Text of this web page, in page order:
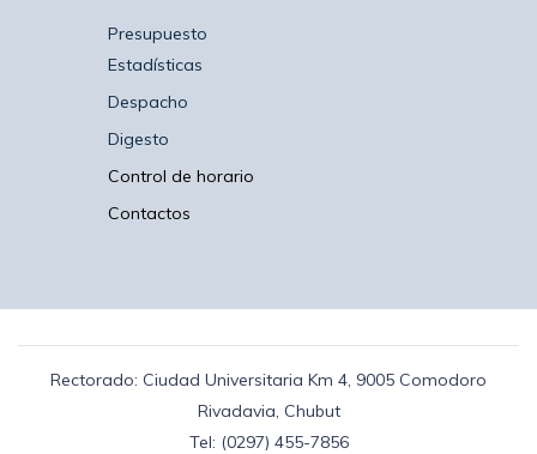
Presupuesto
Estadísticas
Despacho
Digesto
Control de horario
Contactos
Rectorado: Ciudad Universitaria Km 4, 9005 Comodoro
Rivadavia, Chubut
Tel: (0297) 455-7856